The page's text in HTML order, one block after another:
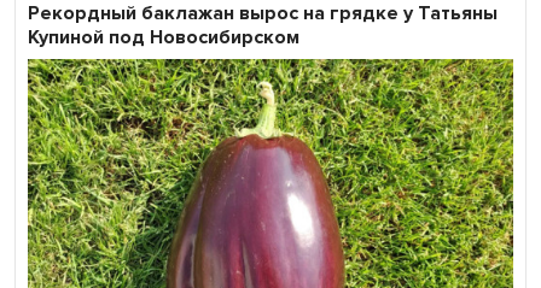
Рекордный баклажан вырос на грядке у Татьяны
Купиной под Новосибирском